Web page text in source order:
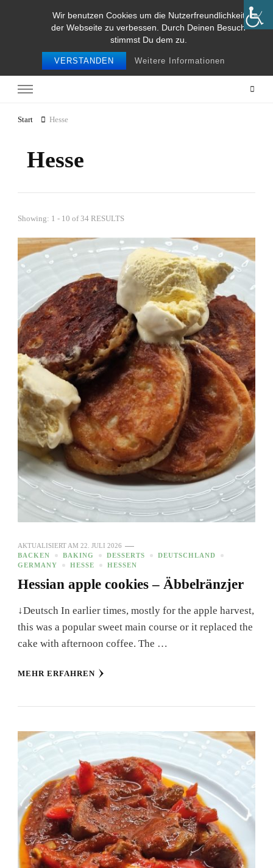
Wir benutzen Cookies um die Nutzerfreundlichkeit
der Webseite zu verbessen. Durch Deinen Besuch
stimmst Du dem zu.
VERSTANDEN Weitere Informationen
Food and Travel
Start Hesse
Hesse
Showing: 1 - 10 of 34 RESULTS
AKTUALISIERT AM 22. JULI 2026
BACKEN
BAKING DESSERTS
DEUTSCHLAND
GERMANY
HESSE HESSEN
Hessian apple cookies – Äbbelränzjer
↓Deutsch In earlier times, mostly for the apple harvest,
this was a popular sweet main course or it replaced the
cake with afternoon coffee. The …
MEHR ERFAHREN